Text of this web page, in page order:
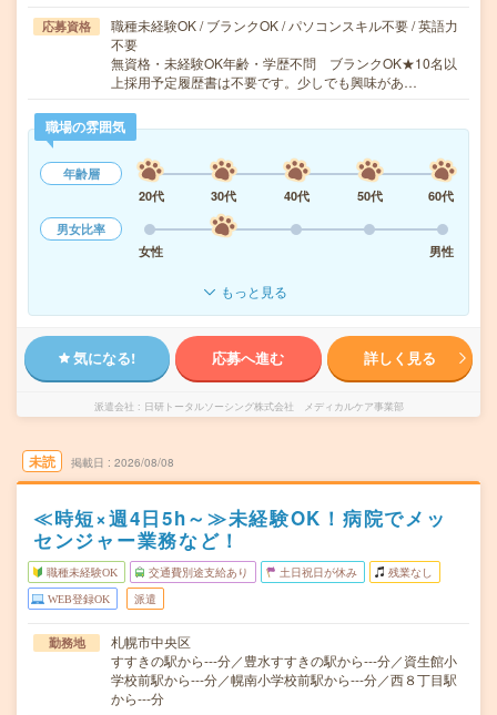
応募資格
職種未経験OK / ブランクOK / パソコンスキル不要 / 英語力
不要
無資格・未経験OK年齢・学歴不問 ブランクOK★10名以
上採用予定履歴書は不要です。少しでも興味があ…
職場の雰囲気
年齢層
20代
30代 40代 50代
60代
男女比率
女性
男性
もっと見る
気になる! 応募へ進む 詳しく見る
派遣会社 日研トータルソーシング株式会社 メディカルケア事業部
未読 掲載日 2026/08/08
≪時短×週4日5h～≫未経験OK！病院でメッ
センジャー業務など！
職種未経験OK 交通費別途支給あり 土日祝日が休み 残業なし
WEB登録OK 派遣
勤務地
札幌市中央区
すすきの駅から---分／豊水すすきの駅から---分／資生館小
学校前駅から---分／幌南小学校前駅から---分／西８丁目駅
から---分